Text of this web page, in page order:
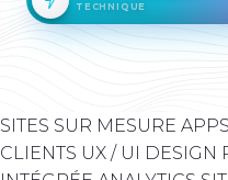
TECHNIQUE
SITES SUR MESURE
CLIENTS UX / UI DESIGN